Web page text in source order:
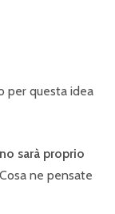
per questa idea
sarà proprio
Cosa ne pensate